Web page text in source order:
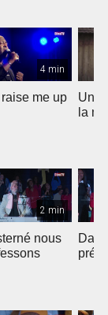
4 min
me up
Une
la
2 min
nous